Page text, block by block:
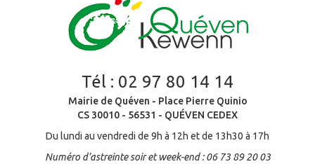
Tél : 02 97 80 14 14
Mairie de Quéven - Place Pierre Quinio
CS 30010 - 56531 - QUÉVEN CEDEX
Du lundi au vendredi de 9h à 12h et de 13h30 à 17h
Numéro d’astreinte soir et week-end : 06 73 89 20 03